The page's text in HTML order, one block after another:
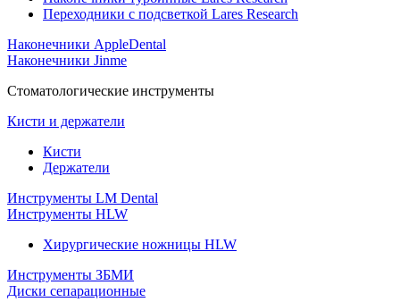
Переходники с подсветкой Lares Research
Наконечники AppleDental
Наконечники Jinme
Стоматологические инструменты
Кисти и держатели
Кисти
Держатели
Инструменты LM Dental
Инструменты HLW
Хирургические ножницы HLW
Инструменты ЗБМИ
Диски сепарационные